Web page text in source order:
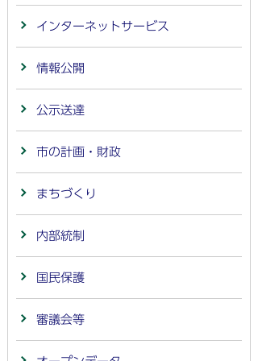
インターネットサービス
情報公開
公示送達
市の計画・財政
まちづくり
内部統制
国民保護
審議会等